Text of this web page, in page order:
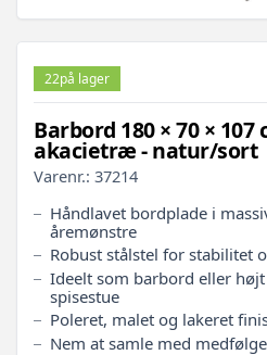
22på lager
Barbord 180 × 70 ×
akacietræ - natur/sort
Varenr.: 37214
Håndlavet bordplade i
åremønstre
Robust stålstel for stabilitet
Ideelt som barbord eller
spisestue
Poleret, malet og lakeret
Nem at samle med